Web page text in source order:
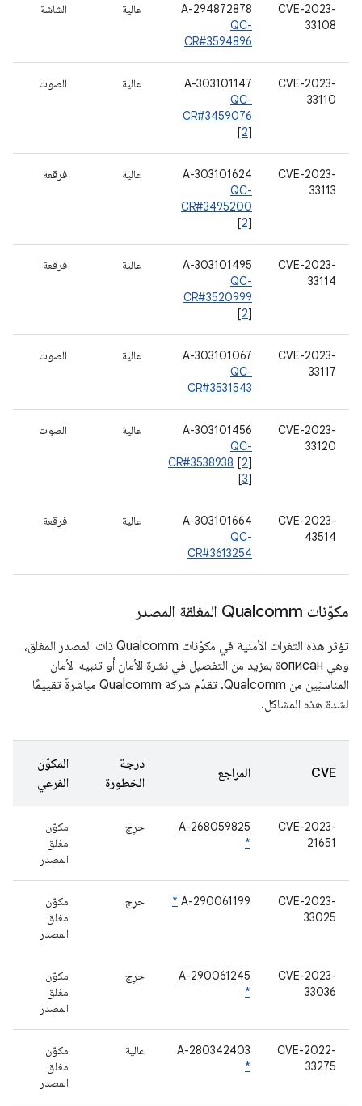
CVE-2023-
33108
A-294872878
QC-
CR#3594896
عالية الشاشة
CVE-2023-
33110
A-303101147
QC-
CR#3459076
[2]
عالية الصوت
CVE-2023-
33113
A-303101624
QC-
CR#3495200
[2]
عالية فرقعة
CVE-2023-
33114
A-303101495
QC-
CR#3520999
[2]
عالية فرقعة
CVE-2023-
33117
A-303101067
QC-
CR#3531543
عالية الصوت
CVE-2023-
33120
A-303101456
QC-
CR#3538938 [2]
[3]
عالية الصوت
CVE-2023-
43514
A-303101664
QC-
CR#3613254
عالية فرقعة
مكوّنات Qualcomm المغلقة المصدر
تؤثر هذه الثغرات الأمنية في مكوّنات Qualcomm ذات المصدر المغلق،
وهي описанة بمزيد من التفصيل في نشرة الأمان أو تنبيه الأمان
المناسبَين من Qualcomm. تقدّم شركة Qualcomm مباشرةً تقييمًا
لشدة هذه المشاكل.
CVE المراجع
درجة
الخطورة
المكوّن
الفرعي
CVE-2023-
21651
A-268059825
*
حرِج
مكوّن
مغلق
المصدر
CVE-2023-
33025
A-290061199
* حرِج
مكوّن
مغلق
المصدر
CVE-2023-
33036
A-290061245
*
حرِج
مكوّن
مغلق
المصدر
CVE-2022-
33275
A-280342403
*
عالية
مكوّن
مغلق
المصدر